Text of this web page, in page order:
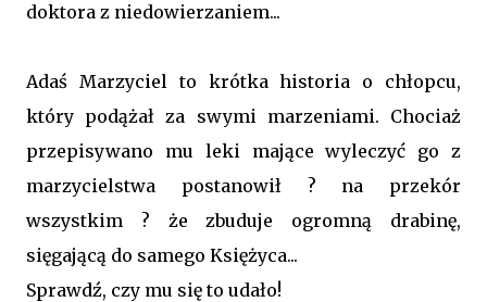
doktora z niedowierzaniem...
Adaś Marzyciel to krótka historia o chłopcu,
który podążał za swymi marzeniami. Chociaż
przepisywano mu leki mające wyleczyć go z
marzycielstwa postanowił ? na przekór
wszystkim ? że zbuduje ogromną drabinę,
sięgającą do samego Księżyca...
Sprawdź, czy mu się to udało!